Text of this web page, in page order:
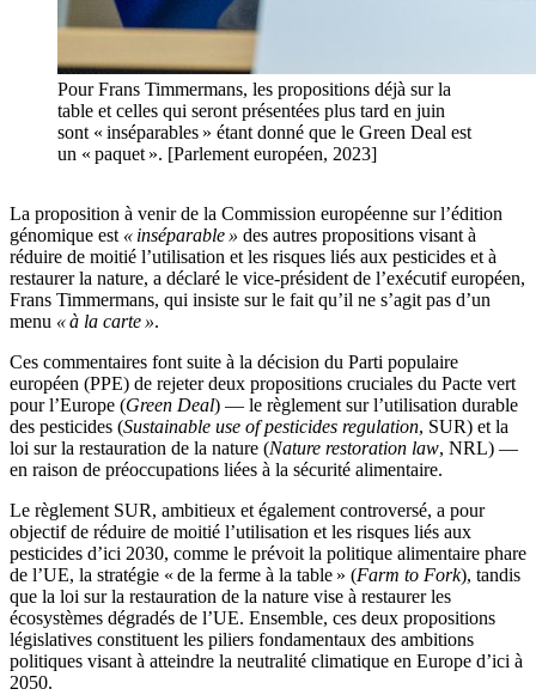
Pour Frans Timmermans, les propositions déjà sur la
table et celles qui seront présentées plus tard en juin
sont « inséparables » étant donné que le Green Deal est
un « paquet ». [Parlement européen, 2023]
La proposition à venir de la Commission européenne sur l’édition
génomique est « inséparable » des autres propositions visant à
réduire de moitié l’utilisation et les risques liés aux pesticides et à
restaurer la nature, a déclaré le vice-président de l’exécutif européen,
Frans Timmermans, qui insiste sur le fait qu’il ne s’agit pas d’un
menu « à la carte ».
Ces commentaires font suite à la décision du Parti populaire
européen (PPE) de rejeter deux propositions cruciales du Pacte vert
pour l’Europe (Green Deal) — le règlement sur l’utilisation durable
des pesticides (Sustainable use of pesticides regulation, SUR) et la
loi sur la restauration de la nature (Nature restoration law, NRL) —
en raison de préoccupations liées à la sécurité alimentaire.
Le règlement SUR, ambitieux et également controversé, a pour
objectif de réduire de moitié l’utilisation et les risques liés aux
pesticides d’ici 2030, comme le prévoit la politique alimentaire phare
de l’UE, la stratégie « de la ferme à la table » (Farm to Fork), tandis
que la loi sur la restauration de la nature vise à restaurer les
écosystèmes dégradés de l’UE. Ensemble, ces deux propositions
législatives constituent les piliers fondamentaux des ambitions
politiques visant à atteindre la neutralité climatique en Europe d’ici à
2050.